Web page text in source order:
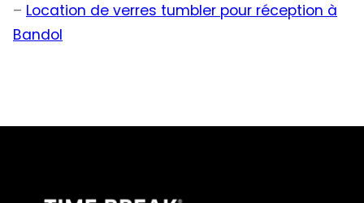
– Location de verres tumbler pour réception à
Bandol